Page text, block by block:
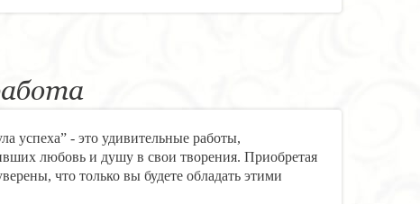
успеха” - это удивительные работы,
любовь и душу в свои творения. Приобретая
что только вы будете обладать этими